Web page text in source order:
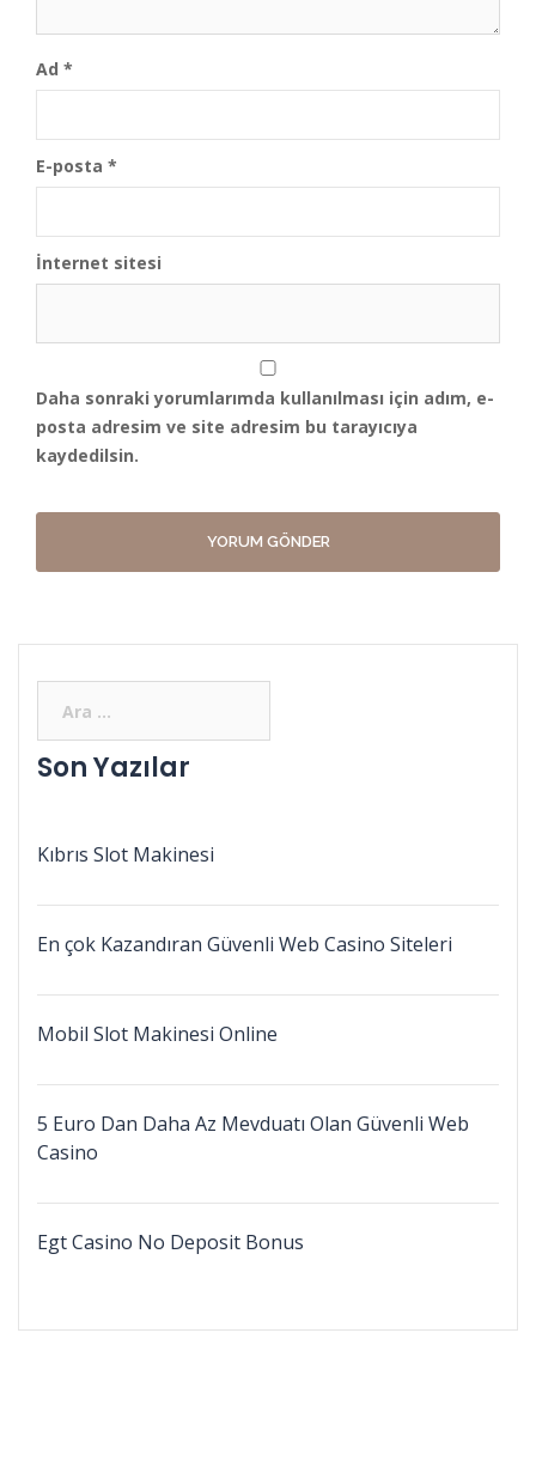
Ad *
E-posta *
İnternet sitesi
Daha sonraki yorumlarımda kullanılması için adım, e-
posta adresim ve site adresim bu tarayıcıya
kaydedilsin.
Son Yazılar
Kıbrıs Slot Makinesi
En çok Kazandıran Güvenli Web Casino Siteleri
Mobil Slot Makinesi Online
5 Euro Dan Daha Az Mevduatı Olan Güvenli Web
Casino
Egt Casino No Deposit Bonus